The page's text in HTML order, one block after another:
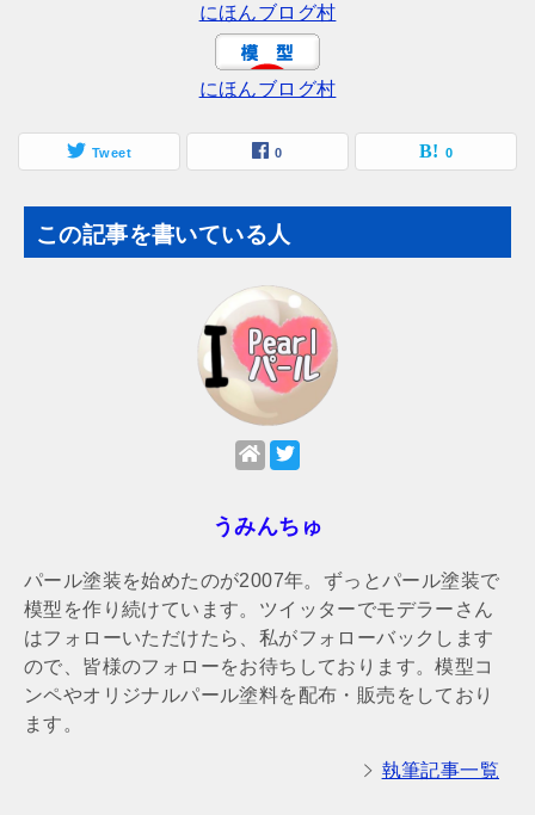
にほんブログ村
にほんブログ村
Tweet 0 0
この記事を書いている人
うみんちゅ
パール塗装を始めたのが2007年。ずっとパール塗装で
模型を作り続けています。ツイッターでモデラーさん
はフォローいただけたら、私がフォローバックします
ので、皆様のフォローをお待ちしております。模型コ
ンペやオリジナルパール塗料を配布・販売をしており
ます。
執筆記事一覧